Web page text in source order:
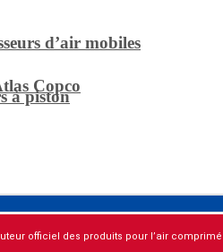
d’air mobiles
Copco
à piston
?
officiel des produits pour l’air